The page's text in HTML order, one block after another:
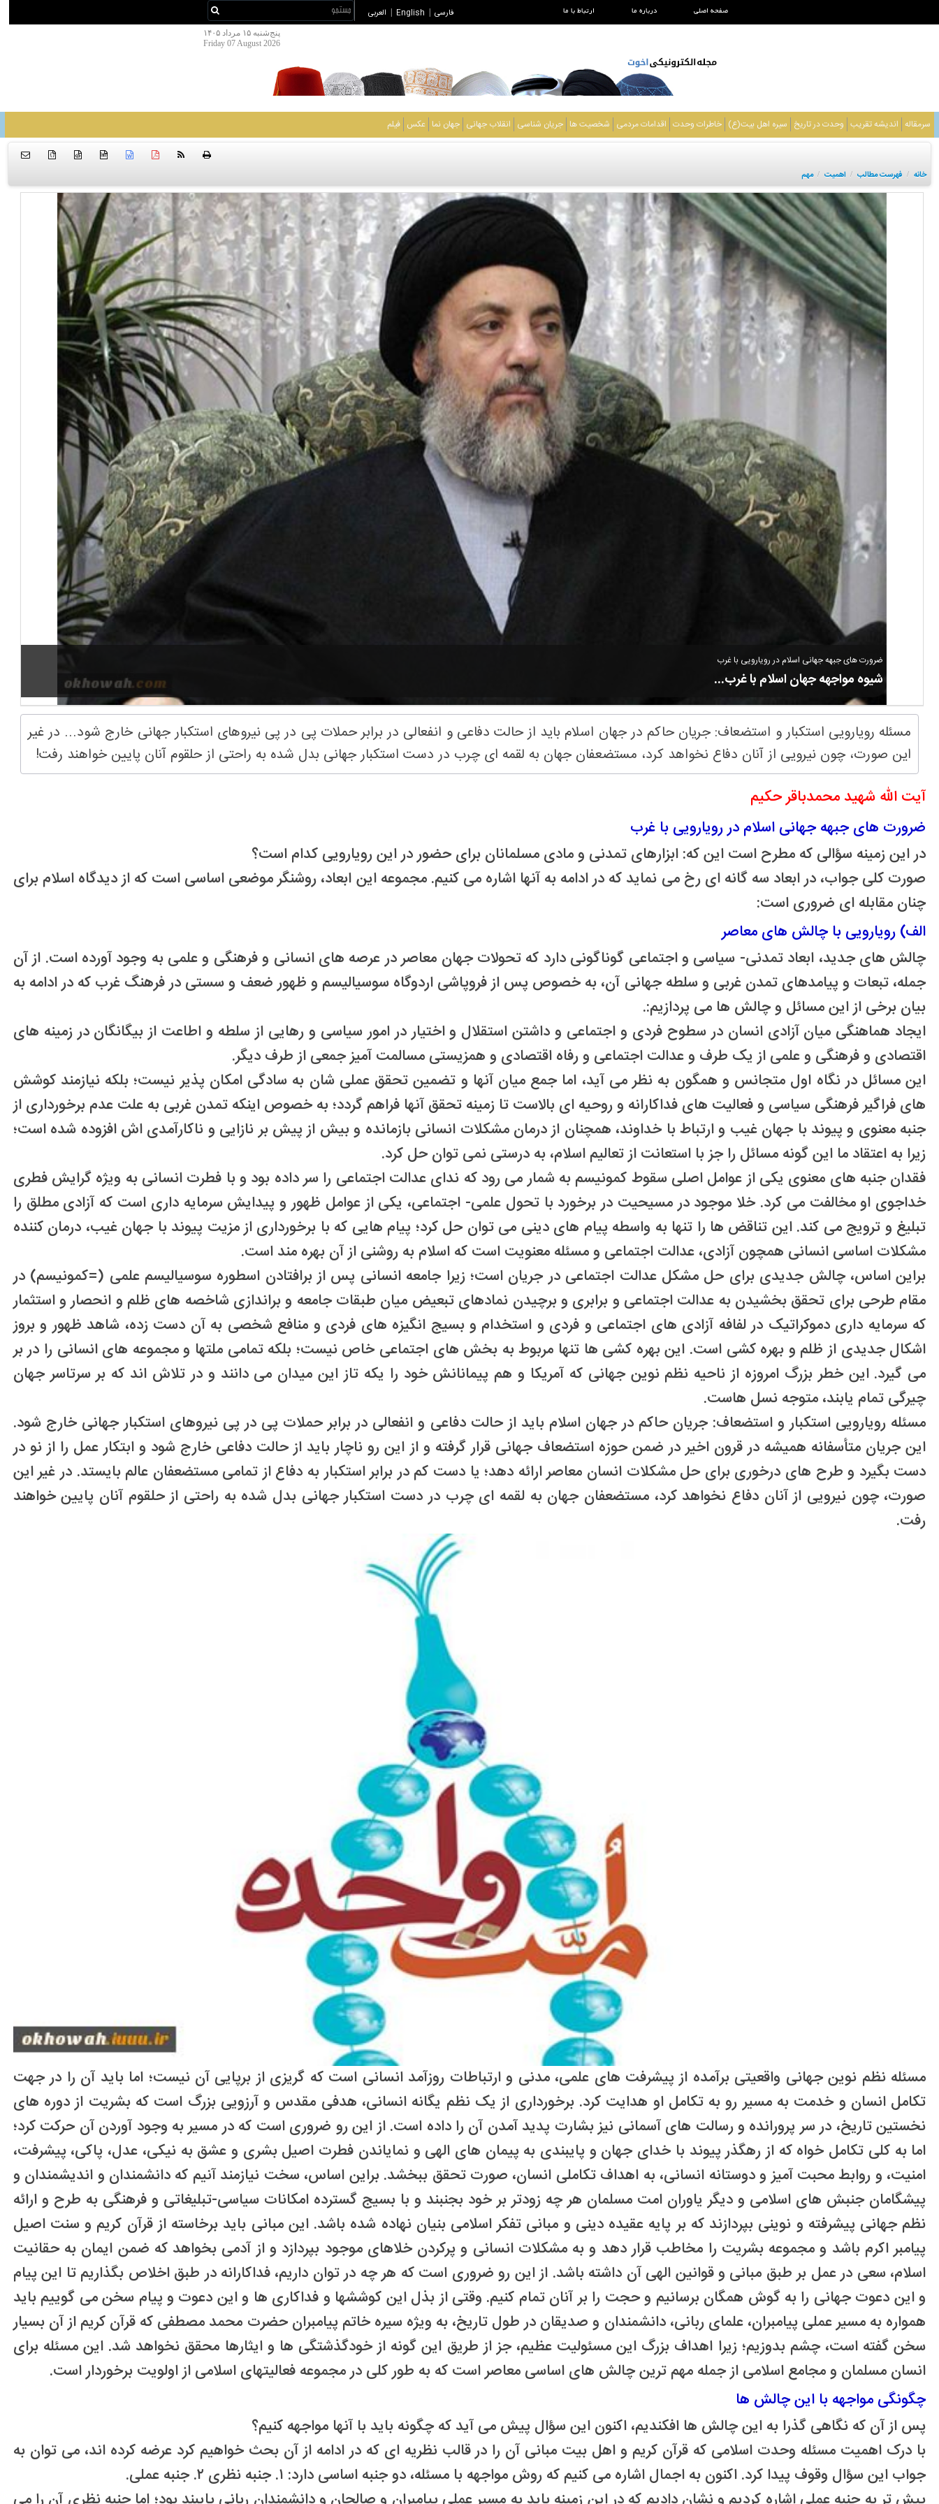
صفحه اصلی درباره ما ارتباط با ما فارسی English العربی
پنج‌شنبه ۱۵ مرداد ۱۴۰۵
Friday 07 August 2026
سرمقاله اندیشه تقریب وحدت در تاریخ سیره اهل بیت(ع) خاطرات وحدت اقدامات مردمی شخصیت ها جریان شناسی انقلاب جهانی جهان نما عکس فیلم
htm
{ }
خانه / فهرست مطالب / اهمیت / مهم
ضرورت های جبهه جهانی اسلام در رویارویی با غرب
شیوه مواجهه جهان اسلام با غرب...
مسئله رویارویی استکبار و استضعاف: جریان حاکم در جهان اسلام باید از حالت دفاعی و انفعالی در برابر حملات پی در پی نیروهای استکبار جهانی خارج شود... در غیر
این صورت، چون نیرویی از آنان دفاع نخواهد کرد، مستضعفان جهان به لقمه ای چرب در دست استکبار جهانی بدل شده به راحتی از حلقوم آنان پایین خواهند رفت!
آیت الله شهید محمدباقر حکیم
ضرورت های جبهه جهانی اسلام در رویارویی با غرب
در این زمینه سؤالی که مطرح است این که: ابزارهای تمدنی و مادی مسلمانان برای حضور در این رویارویی کدام است؟
صورت کلی جواب، در ابعاد سه گانه ای رخ می نماید که در ادامه به آنها اشاره می کنیم. مجموعه این ابعاد، روشنگر موضعی اساسی است که از دیدگاه اسلام برای
چنان مقابله ای ضروری است:
الف) رویارویی با چالش های معاصر
چالش های جدید، ابعاد تمدنی- سیاسی و اجتماعی گوناگونی دارد که تحولات جهان معاصر در عرصه های انسانی و فرهنگی و علمی به وجود آورده است. از آن
جمله، تبعات و پیامدهای تمدن غربی و سلطه جهانی آن، به خصوص پس از فروپاشی اردوگاه سوسیالیسم و ظهور ضعف و سستی در فرهنگ غرب که در ادامه به
بیان برخی از این مسائل و چالش ها می پردازیم:.
ایجاد هماهنگی میان آزادی انسان در سطوح فردی و اجتماعی و داشتن استقلال و اختیار در امور سیاسی و رهایی از سلطه و اطاعت از بیگانگان در زمینه های
اقتصادی و فرهنگی و علمی از یک طرف و عدالت اجتماعی و رفاه اقتصادی و همزیستی مسالمت آمیز جمعی از طرف دیگر.
این مسائل در نگاه اول متجانس و همگون به نظر می آید، اما جمع میان آنها و تضمین تحقق عملی شان به سادگی امکان پذیر نیست؛ بلکه نیازمند کوشش
های فراگیر فرهنگی سیاسی و فعالیت های فداکارانه و روحیه ای بالاست تا زمینه تحقق آنها فراهم گردد؛ به خصوص اینکه تمدن غربی به علت عدم برخورداری از
جنبه معنوی و پیوند با جهان غیب و ارتباط با خداوند، همچنان از درمان مشکلات انسانی بازمانده و بیش از پیش بر نازایی و ناکارآمدی اش افزوده شده است؛
زیرا به اعتقاد ما این گونه مسائل را جز با استعانت از تعالیم اسلام، به درستی نمی توان حل کرد.
فقدان جنبه های معنوی یکی از عوامل اصلی سقوط کمونیسم به شمار می رود که ندای عدالت اجتماعی را سر داده بود و با فطرت انسانی به ویژه گرایش فطری
خداجوی او مخالفت می کرد. خلا موجود در مسیحیت در برخورد با تحول علمی- اجتماعی، یکی از عوامل ظهور و پیدایش سرمایه داری است که آزادی مطلق را
تبلیغ و ترویج می کند. این تناقض ها را تنها به واسطه پیام های دینی می توان حل کرد؛ پیام هایی که با برخورداری از مزیت پیوند با جهان غیب، درمان کننده
مشکلات اساسی انسانی همچون آزادی، عدالت اجتماعی و مسئله معنویت است که اسلام به روشنی از آن بهره مند است.
براین اساس، چالش جدیدی برای حل مشکل عدالت اجتماعی در جریان است؛ زیرا جامعه انسانی پس از برافتادن اسطوره سوسیالیسم علمی (=کمونیسم) در
مقام طرحی برای تحقق بخشیدن به عدالت اجتماعی و برابری و برچیدن نمادهای تبعیض میان طبقات جامعه و براندازی شاخصه های ظلم و انحصار و استثمار
که سرمایه داری دموکراتیک در لفافه آزادی های اجتماعی و فردی و استخدام و بسیج انگیزه های فردی و منافع شخصی به آن دست زده، شاهد ظهور و بروز
اشکال جدیدی از ظلم و بهره کشی است. این بهره کشی ها تنها مربوط به بخش های اجتماعی خاص نیست؛ بلکه تمامی ملتها و مجموعه های انسانی را در بر
می گیرد. این خطر بزرگ امروزه از ناحیه نظم نوین جهانی که آمریکا و هم پیمانانش خود را یکه تاز این میدان می دانند و در تلاش اند که بر سرتاسر جهان
چیرگی تمام یابند، متوجه نسل هاست.
مسئله رویارویی استکبار و استضعاف: جریان حاکم در جهان اسلام باید از حالت دفاعی و انفعالی در برابر حملات پی در پی نیروهای استکبار جهانی خارج شود.
این جریان متأسفانه همیشه در قرون اخیر در ضمن حوزه استضعاف جهانی قرار گرفته و از این رو ناچار باید از حالت دفاعی خارج شود و ابتکار عمل را از نو در
دست بگیرد و طرح های درخوری برای حل مشکلات انسان معاصر ارائه دهد؛ یا دست کم در برابر استکبار به دفاع از تمامی مستضعفان عالم بایستد. در غیر این
صورت، چون نیرویی از آنان دفاع نخواهد کرد، مستضعفان جهان به لقمه ای چرب در دست استکبار جهانی بدل شده به راحتی از حلقوم آنان پایین خواهند
رفت.
مسئله نظم نوین جهانی واقعیتی برآمده از پیشرفت های علمی، مدنی و ارتباطات روزآمد انسانی است که گریزی از برپایی آن نیست؛ اما باید آن را در جهت
تکامل انسان و خدمت به مسیر رو به تکامل او هدایت کرد. برخورداری از یک نظم یگانه انسانی، هدفی مقدس و آرزویی بزرگ است که بشریت از دوره های
نخستین تاریخ، در سر پرورانده و رسالت های آسمانی نیز بشارت پدید آمدن آن را داده است. از این رو ضروری است که در مسیر به وجود آوردن آن حرکت کرد؛
اما به کلی تکامل خواه که از رهگذر پیوند با خدای جهان و پایبندی به پیمان های الهی و نمایاندن فطرت اصیل بشری و عشق به نیکی، عدل، پاکی، پیشرفت،
امنیت، و روابط محبت آمیز و دوستانه انسانی، به اهداف تکاملی انسان، صورت تحقق ببخشد. براین اساس، سخت نیازمند آنیم که دانشمندان و اندیشمندان و
پیشگامان جنبش های اسلامی و دیگر یاوران امت مسلمان هر چه زودتر بر خود بجنبند و با بسیج گسترده امکانات سیاسی-تبلیغاتی و فرهنگی به طرح و ارائه
نظم جهانی پیشرفته و نوینی بپردازند که بر پایه عقیده دینی و مبانی تفکر اسلامی بنیان نهاده شده باشد. این مبانی باید برخاسته از قرآن کریم و سنت اصیل
پیامبر اکرم باشد و مجموعه بشریت را مخاطب قرار دهد و به مشکلات انسانی و پرکردن خلاهای موجود بپردازد و از آدمی بخواهد که ضمن ایمان به حقانیت
اسلام، سعی در عمل بر طبق مبانی و قوانین الهی آن داشته باشد. از این رو ضروری است که هر چه در توان داریم، فداکارانه در طبق اخلاص بگذاریم تا این پیام
و این دعوت جهانی را به گوش همگان برسانیم و حجت را بر آنان تمام کنیم. وقتی از بذل این کوششها و فداکاری ها و این دعوت و پیام سخن می گوییم باید
همواره به مسیر عملی پیامبران، علمای ربانی، دانشمندان و صدیقان در طول تاریخ، به ویژه سیره خاتم پیامبران حضرت محمد مصطفی که قرآن کریم از آن بسیار
سخن گفته است، چشم بدوزیم؛ زیرا اهداف بزرگ این مسئولیت عظیم، جز از طریق این گونه از خودگذشتگی ها و ایثارها محقق نخواهد شد. این مسئله برای
انسان مسلمان و مجامع اسلامی از جمله مهم ترین چالش های اساسی معاصر است که به طور کلی در مجموعه فعالیتهای اسلامی از اولویت برخوردار است.
چگونگی مواجهه با این چالش ها
پس از آن که نگاهی گذرا به این چالش ها افکندیم، اکنون این سؤال پیش می آید که چگونه باید با آنها مواجهه کنیم؟
با درک اهمیت مسئله وحدت اسلامی که قرآن کریم و اهل بیت مبانی آن را در قالب نظریه ای که در ادامه از آن بحث خواهیم کرد عرضه کرده اند، می توان به
جواب این سؤال وقوف پیدا کرد. اکنون به اجمال اشاره می کنیم که روش مواجهه با مسئله، دو جنبه اساسی دارد: ۱. جنبه نظری ۲. جنبه عملی.